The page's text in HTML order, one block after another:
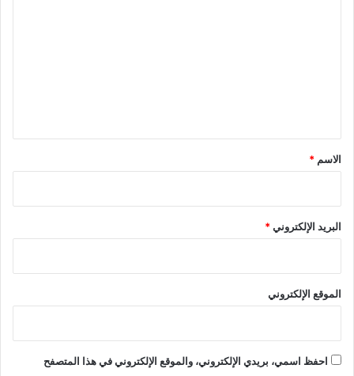
*
الاسم *
البريد الإلكتروني*
الموقع الإلكتروني
احفظ اسمي، بريدي الإلكتروني، والموقع الإلكتروني في هذا المتصفح